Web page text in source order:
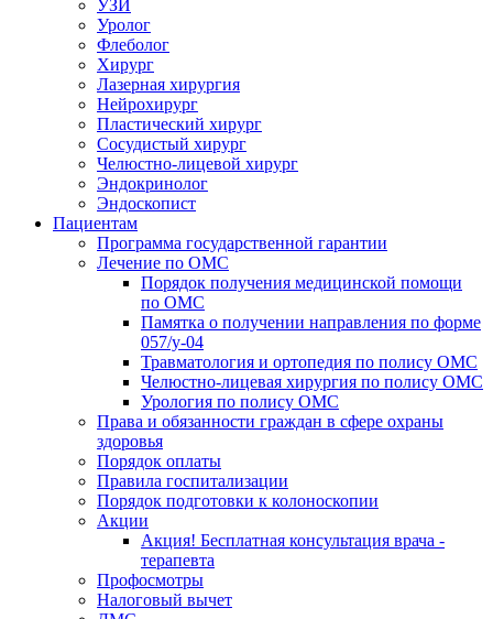
УЗИ
Уролог
Флеболог
Хирург
Лазерная хирургия
Нейрохирург
Пластический хирург
Сосудистый хирург
Челюстно-лицевой хирург
Эндокринолог
Эндоскопист
Пациентам
Программа государственной гарантии
Лечение по ОМС
Порядок получения медицинской помощи
по ОМС
Памятка о получении направления по форме
057/у-04
Травматология и ортопедия по полису ОМС
Челюстно-лицевая хирургия по полису ОМС
Урология по полису ОМС
Права и обязанности граждан в сфере охраны
здоровья
Порядок оплаты
Правила госпитализации
Порядок подготовки к колоноскопии
Акции
Акция! Бесплатная консультация врача -
терапевта
Профосмотры
Налоговый вычет